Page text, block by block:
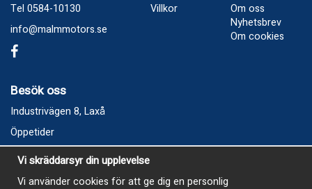
Tel 0584-10130
info@malmmotors.se
Villkor
Om oss
Nyhetsbrev
Om cookies
Besök oss
Industrivägen 8, Laxå
Öppetider
Vecka 32
Måndag kl 9-12, kl 13 - 15
Vi skräddarsyr din upplevelse
Vi använder cookies för att ge dig en personlig